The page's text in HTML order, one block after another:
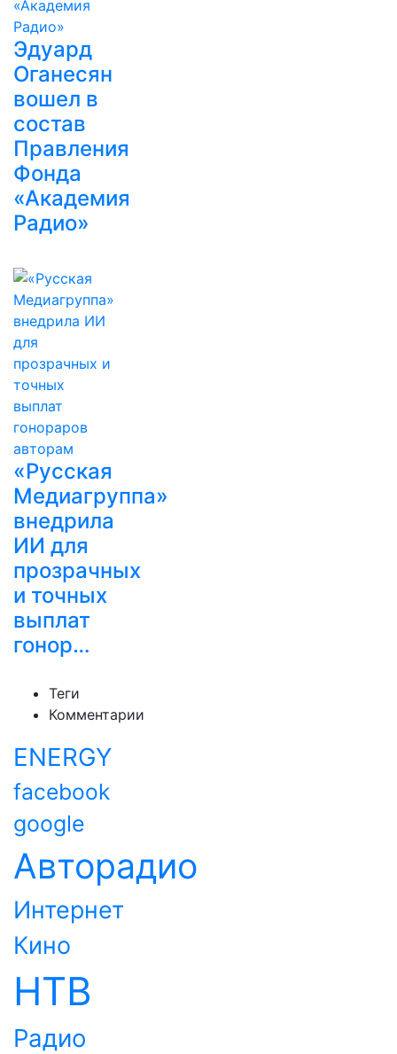
Эдуард
Оганесян
вошел в
состав
Правления
Фонда
«Академия
Радио»
«Русская
Медиагруппа»
внедрила
ИИ для
прозрачных
и точных
выплат
гонор…
Теги
Комментарии
ENERGY
facebook
google
Авторадио
Интернет
Кино
НТВ
Радио